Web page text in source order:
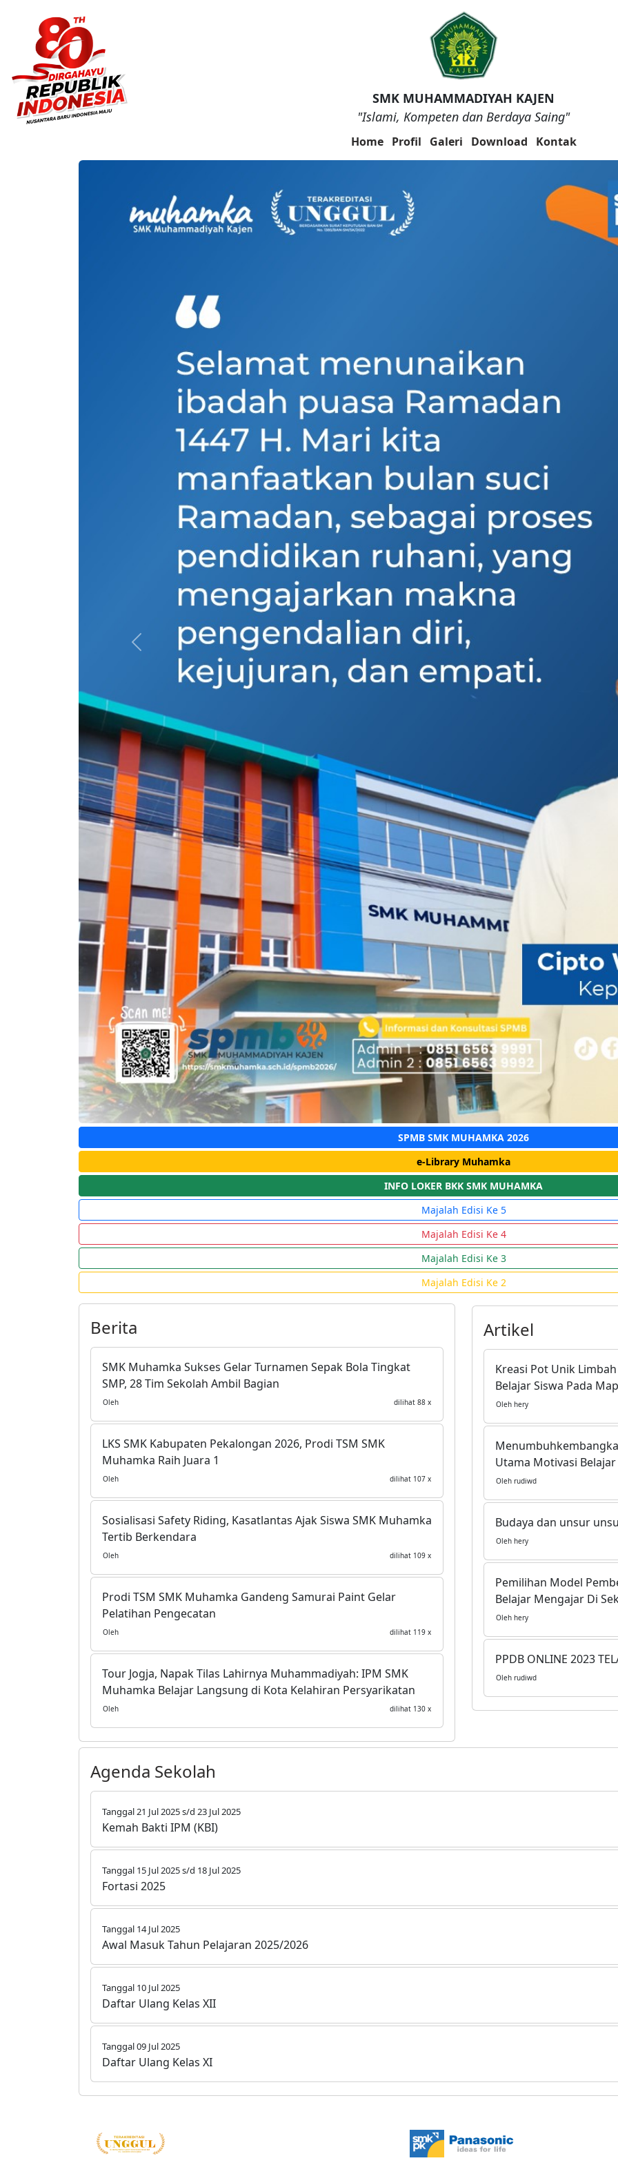
SMK MUHAMMADIYAH KAJEN
"Islami, Kompeten dan Berdaya Saing"
Home Profil Galeri Download Kontak
Previous
SPMB SMK MUHAMKA 2026
e-Library Muhamka
INFO LOKER BKK SMK MUHAMKA
Majalah Edisi Ke 5
Majalah Edisi Ke 4
Majalah Edisi Ke 3
Majalah Edisi Ke 2
Berita
SMK Muhamka Sukses Gelar Turnamen Sepak Bola Tingkat
SMP, 28 Tim Sekolah Ambil Bagian
Oleh dilihat 88 x
LKS SMK Kabupaten Pekalongan 2026, Prodi TSM SMK
Muhamka Raih Juara 1
Oleh dilihat 107 x
Sosialisasi Safety Riding, Kasatlantas Ajak Siswa SMK Muhamka
Tertib Berkendara
Oleh dilihat 109 x
Prodi TSM SMK Muhamka Gandeng Samurai Paint Gelar
Pelatihan Pengecatan
Oleh dilihat 119 x
Tour Jogja, Napak Tilas Lahirnya Muhammadiyah: IPM SMK
Muhamka Belajar Langsung di Kota Kelahiran Persyarikatan
Oleh dilihat 130 x
Artikel
Kreasi Pot Unik
Belajar Siswa Pada
Oleh hery
Utama Motivasi
Oleh rudiwd
Budaya dan unsur
Oleh hery
Pemilihan Model
Belajar Mengajar Di
Oleh hery
PPDB ONLINE 2023
Oleh rudiwd
Agenda Sekolah
Tanggal 21 Jul 2025 s/d 23 Jul 2025
Kemah Bakti IPM (KBI)
Tanggal 15 Jul 2025 s/d 18 Jul 2025
Fortasi 2025
Tanggal 14 Jul 2025
Awal Masuk Tahun Pelajaran 2025/2026
Tanggal 10 Jul 2025
Daftar Ulang Kelas XII
Tanggal 09 Jul 2025
Daftar Ulang Kelas XI